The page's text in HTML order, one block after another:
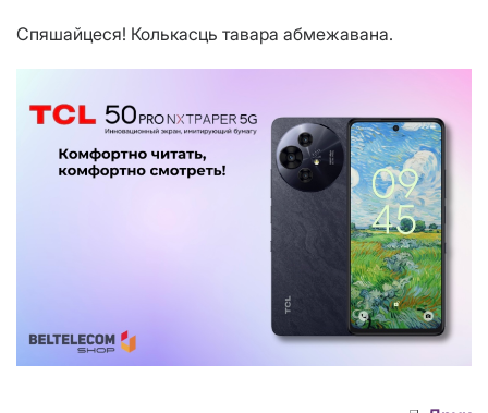
Спяшайцеся! Колькасць тавара абмежавана.